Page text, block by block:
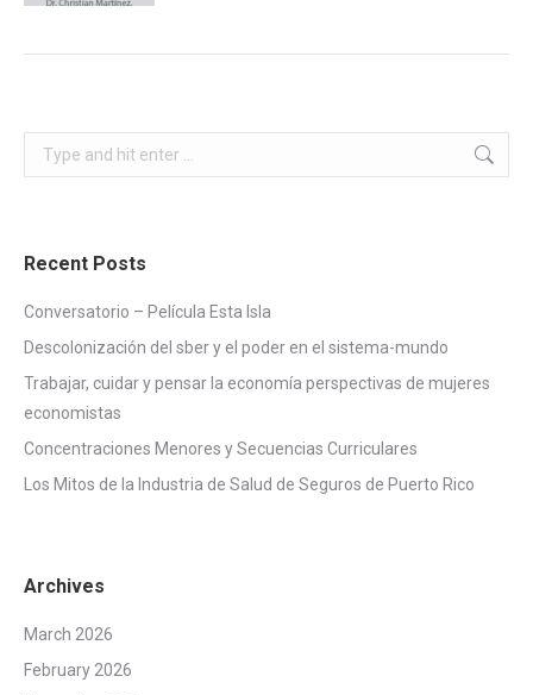
Search:
Recent Posts
Conversatorio – Película Esta Isla
Descolonización del sber y el poder en el sistema-mundo
Trabajar, cuidar y pensar la economía perspectivas de mujeres
economistas
Concentraciones Menores y Secuencias Curriculares
Los Mitos de la Industria de Salud de Seguros de Puerto Rico
Archives
March 2026
February 2026